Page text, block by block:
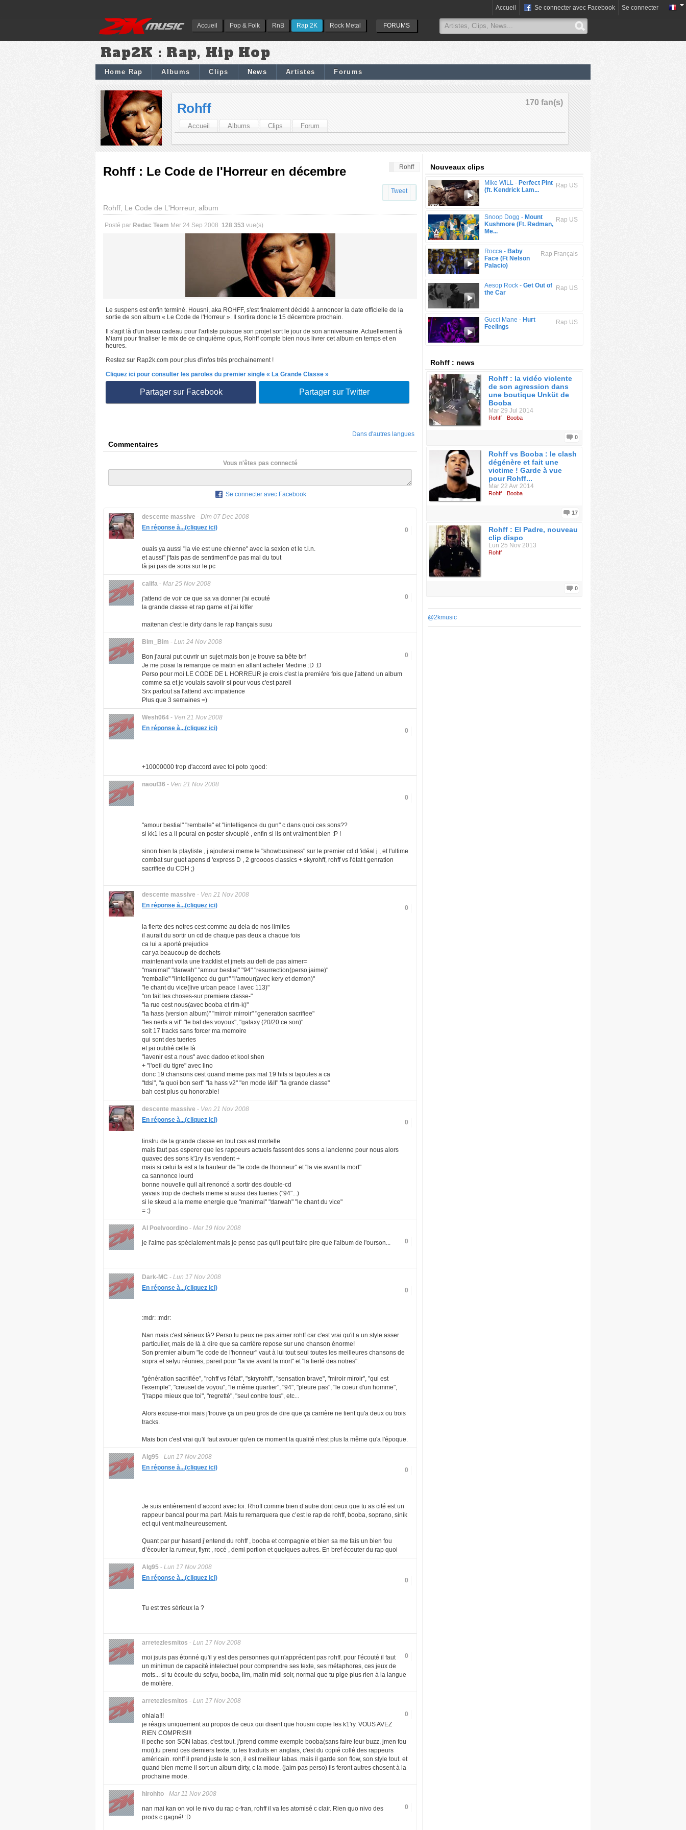
Accueil Pop & Folk RnB Rap 2K Rock Metal FORUMS
Accueil Se connecter avec Facebook Se connecter
Rap2K : Rap, Hip Hop
Home Rap Albums Clips News Artistes Forums
170 fan(s)
Rohff
Accueil Albums Clips Forum
Rohff
Rohff : Le Code de l'Horreur en décembre
Tweet
Rohff, Le Code de L'Horreur, album
Posté par Redac Team Mer 24 Sep 2008 128 353 vue(s)
Le suspens est enfin terminé. Housni, aka ROHFF, s'est finalement décidé à annoncer la date officielle de la
sortie de son album « Le Code de l'Horreur ». Il sortira donc le 15 décembre prochain.
Il s'agit là d'un beau cadeau pour l'artiste puisque son projet sort le jour de son anniversaire. Actuellement à
Miami pour finaliser le mix de ce cinquième opus, Rohff compte bien nous livrer cet album en temps et en
heures.
Restez sur Rap2k.com pour plus d'infos très prochainement !
Cliquez ici pour consulter les paroles du premier single « La Grande Classe »
Partager sur Facebook Partager sur Twitter
Dans d'autres langues
Commentaires
Vous n'êtes pas connecté
Se connecter avec Facebook
descente massive - Dim 07 Dec 2008
0
En réponse à...(cliquez ici)
ouais ya aussi "la vie est une chienne" avec la sexion et le t.i.n.
et aussi" j'fais pas de sentiment"de pas mal du tout
là jai pas de sons sur le pc
califa - Mar 25 Nov 2008
0
j'attend de voir ce que sa va donner j'ai ecouté
la grande classe et rap game et j'ai kiffer
maitenan c'est le dirty dans le rap français susu
Bim_Bim - Lun 24 Nov 2008
0
Bon j'aurai put ouvrir un sujet mais bon je trouve sa bête brf
Je me posai la remarque ce matin en allant acheter Medine :D :D
Perso pour moi LE CODE DE L HORREUR je crois c'est la première fois que j'attend un album
comme sa et je voulais savoiir si pour vous c'est pareil
Srx partout sa l'attend avc impatience
Plus que 3 semaines =)
Wesh064 - Ven 21 Nov 2008
0
En réponse à...(cliquez ici)
+10000000 trop d'accord avec toi poto :good:
naouf36 - Ven 21 Nov 2008
0
"amour bestial" "remballe" et "lintelligence du gun" c dans quoi ces sons??
si kk1 les a il pourai en poster sivouplé , enfin si ils ont vraiment bien :P !
sinon bien la playliste , j ajouterai meme le "showbusiness" sur le premier cd d 'idéal j , et l'ultime
combat sur guet apens d 'express D , 2 groooos classics + skyrohff, rohff vs l'état t genration
sacrifiee du CDH ;)
descente massive - Ven 21 Nov 2008
0
En réponse à...(cliquez ici)
la fierte des notres cest comme au dela de nos limites
il aurait du sortir un cd de chaque pas deux a chaque fois
ca lui a aporté prejudice
car ya beaucoup de dechets
maintenant voila une tracklist et jmets au defi de pas aimer=
"manimal" "darwah" "amour bestial" "94" "resurrection(perso jaime)"
"remballe" "lintelligence du gun" "l'amour(avec kery et demon)"
"le chant du vice(live urban peace I avec 113)"
"on fait les choses-sur premiere classe-"
"la rue cest nous(avec booba et rim-k)"
"la hass (version album)" "mirroir mirroir" "generation sacrifiee"
"les nerfs a vif" "le bal des voyoux", "galaxy (20/20 ce son)"
soit 17 tracks sans forcer ma memoire
qui sont des tueries
et jai oublié celle là
"lavenir est a nous" avec dadoo et kool shen
+ "l'oeil du tigre" avec lino
donc 19 chansons cest quand meme pas mal 19 hits si tajoutes a ca
"tdsi", "a quoi bon sert" "la hass v2" "en mode I&II" "la grande classe"
bah cest plus qu honorable!
descente massive - Ven 21 Nov 2008
0
En réponse à...(cliquez ici)
linstru de la grande classe en tout cas est mortelle
mais faut pas esperer que les rappeurs actuels fassent des sons a lancienne pour nous alors
quavec des sons k'1ry ils vendent +
mais si celui la est a la hauteur de "le code de lhonneur" et "la vie avant la mort"
ca sannonce lourd
bonne nouvelle quil ait renoncé a sortir des double-cd
yavais trop de dechets meme si aussi des tueries ("94"...)
si le skeud a la meme energie que "manimal" "darwah" "le chant du vice"
= :)
Al Poelvoordino - Mer 19 Nov 2008
0
je l'aime pas spécialement mais je pense pas qu'il peut faire pire que l'album de l'ourson...
Dark-MC - Lun 17 Nov 2008
0
En réponse à...(cliquez ici)
:mdr: :mdr:
Nan mais c'est sérieux là? Perso tu peux ne pas aimer rohff car c'est vrai qu'il a un style asser
particulier, mais de là à dire que sa carrière repose sur une chanson énorme!
Son premier album "le code de l'honneur" vaut à lui tout seul toutes les meilleures chansons de
sopra et sefyu réunies, pareil pour "la vie avant la mort" et "la fierté des notres".
"génération sacrifiée", "rohff vs l'état", "skryrohff", "sensation brave", "miroir miroir", "qui est
l'exemple", "creuset de voyou", "le même quartier", "94", "pleure pas", "le coeur d'un homme",
"j'rappe mieux que toi", "regretté", "seul contre tous", etc...
Alors excuse-moi mais j'trouve ça un peu gros de dire que ça carrière ne tient qu'a deux ou trois
tracks.
Mais bon c'est vrai qu'il faut avouer qu'en ce moment la qualité n'est plus la même qu'a l'époque.
Alg95 - Lun 17 Nov 2008
0
En réponse à...(cliquez ici)
Je suis entièrement d’accord avec toi. Rhoff comme bien d’autre dont ceux que tu as cité est un
rappeur bancal pour ma part. Mais tu remarquera que c’est le rap de rohff, booba, soprano, sinik
ect qui vent malheureusement.
Quant par pur hasard j’entend du rohff , booba et compagnie et bien sa me fais un bien fou
d’écouter la rumeur, flynt , rocé , demi portion et quelques autres. En bref écouter du rap quoi
Alg95 - Lun 17 Nov 2008
0
En réponse à...(cliquez ici)
Tu est tres sérieux la ?
arretezlesmitos - Lun 17 Nov 2008
0
moi jsuis pas étonné qu'il y est des personnes qui n'apprécient pas rohff. pour l'écouté il faut
un minimun de capacité intelectuel pour comprendre ses texte, ses métaphores, ces jeux de
mots... si tu écoute du sefyu, booba, lim, matin midi soir, normal que tu pige plus rien à la langue
de molière.
arretezlesmitos - Lun 17 Nov 2008
0
ohlala!!!
je réagis uniquement au propos de ceux qui disent que housni copie les k1'ry. VOUS AVEZ
RIEN COMPRIS!!!
il peche son SON labas, c'est tout. j'prend comme exemple booba(sans faire leur buzz, jmen fou
moi),tu prend ces derniers texte, tu les traduits en anglais, c'est du copié collé des rappeurs
américain. rohff il prend juste le son, il est meilleur labas. mais il garde son flow, son style tout. et
quand bien meme il sort un album dirty, c la mode. (jaim pas perso) ils feront autres chosent à la
prochaine mode.
hirohito - Mar 11 Nov 2008
0
nan mai kan on voi le nivo du rap c-fran, rohff il va les atomisé c clair. Rien quo nivo des
prods c gagné! :D
Nouveaux clips
Rap US
Mike WiLL - Perfect Pint
(ft. Kendrick Lam...
Rap US
Snoop Dogg - Mount
Kushmore (Ft. Redman,
Me...
Rap Français
Rocca - Baby
Face (Ft Nelson
Palacio)
Rap US
Aesop Rock - Get Out of
the Car
Rap US
Gucci Mane - Hurt
Feelings
Rohff : news
Rohff : la vidéo violente
de son agression dans
une boutique Unküt de
Booba
Mar 29 Jul 2014
Rohff Booba
0
Rohff vs Booba : le clash
dégénère et fait une
victime ! Garde à vue
pour Rohff...
Mar 22 Avr 2014
Rohff Booba
17
Rohff : El Padre, nouveau
clip dispo
Lun 25 Nov 2013
Rohff
0
@2kmusic